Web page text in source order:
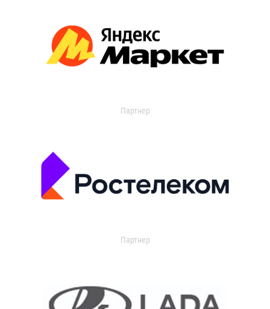
Партнер
Партнер